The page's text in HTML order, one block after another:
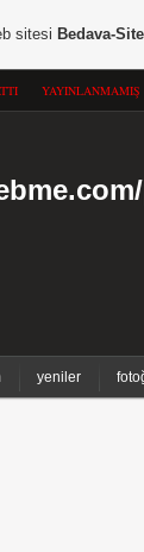
YAYINLANMAMIŞ
yeniler
sitesi Bedava-